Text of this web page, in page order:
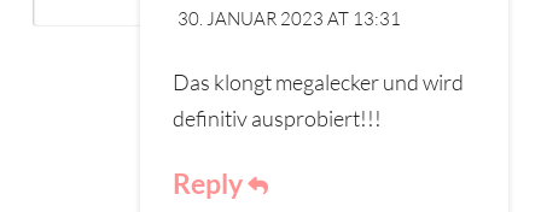
30. JANUAR 2023 AT 13:31
Das klongt megalecker und wird
definitiv ausprobiert!!!
Reply